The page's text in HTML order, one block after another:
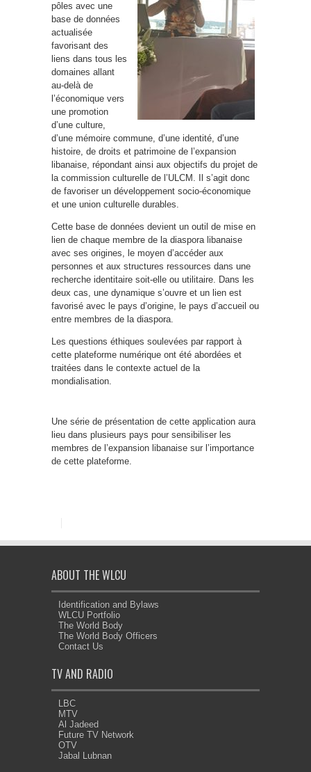
pôles avec une
base de données
actualisée
favorisant des
liens dans tous les
domaines allant
au-delà de
l’économique vers
une promotion
d’une culture,
d’une mémoire commune, d’une identité, d’une
histoire, de droits et patrimoine de l’expansion
libanaise, répondant ainsi aux objectifs du projet de
la commission culturelle de l’ULCM. Il s’agit donc
de favoriser un développement socio-économique
et une union culturelle durables.
Cette base de données devient un outil de mise en
lien de chaque membre de la diaspora libanaise
avec ses origines, le moyen d’accéder aux
personnes et aux structures ressources dans une
recherche identitaire soit-elle ou utilitaire. Dans les
deux cas, une dynamique s’ouvre et un lien est
favorisé avec le pays d’origine, le pays d’accueil ou
entre membres de la diaspora.
Les questions éthiques soulevées par rapport à
cette plateforme numérique ont été abordées et
traitées dans le contexte actuel de la
mondialisation.
Une série de présentation de cette application aura
lieu dans plusieurs pays pour sensibiliser les
membres de l’expansion libanaise sur l’importance
de cette plateforme.
ABOUT THE WLCU
Identification and Bylaws
WLCU Portfolio
The World Body
The World Body Officers
Contact Us
TV AND RADIO
LBC
MTV
Al Jadeed
Future TV Network
OTV
Jabal Lubnan